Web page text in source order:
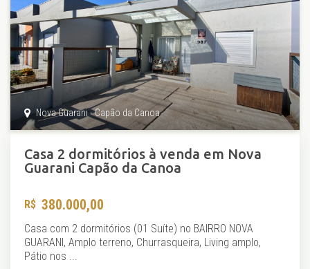
Nova Guarani - Capão da Canoa
Casa 2 dormitórios à venda em Nova
Guarani Capão da Canoa
380.000,00
Casa com 2 dormitórios (01 Suíte) no BAIRRO NOVA
GUARANI, Amplo terreno, Churrasqueira, Living amplo,
Pátio nos ...